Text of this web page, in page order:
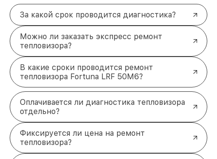
За какой срок проводится диагностика?
Можно ли заказать экспресс ремонт
тепловизора?
В какие сроки проводится ремонт
тепловизора Fortuna LRF 50M6?
Оплачивается ли диагностика тепловизора
отдельно?
Фиксируется ли цена на ремонт
тепловизора?